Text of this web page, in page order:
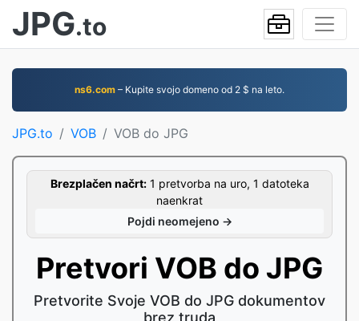
JPG.to
ns6.com – Kupite svojo domeno od 2 $ na leto.
JPG.to VOB VOB do JPG
Brezplačen načrt:1 pretvorba na uro, 1 datoteka
naenkrat
Pojdi neomejeno →
Pretvori VOB do JPG
Pretvorite Svoje VOB do JPG dokumentov
brez truda